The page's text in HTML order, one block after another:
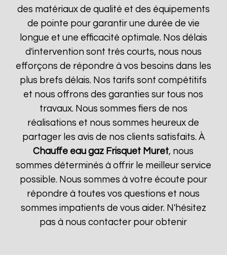
des matériaux de qualité et des équipements
de pointe pour garantir une durée de vie
longue et une efficacité optimale. Nos délais
d'intervention sont très courts, nous nous
efforçons de répondre à vos besoins dans les
plus brefs délais. Nos tarifs sont compétitifs
et nous offrons des garanties sur tous nos
travaux. Nous sommes fiers de nos
réalisations et nous sommes heureux de
partager les avis de nos clients satisfaits. À
Chauffe eau gaz Frisquet Muret, nous
sommes déterminés à offrir le meilleur service
possible. Nous sommes à votre écoute pour
répondre à toutes vos questions et nous
sommes impatients de vous aider. N'hésitez
pas à nous contacter pour obtenir